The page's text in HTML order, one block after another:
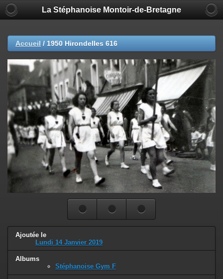
La Stéphanoise Montoir-de-Bretagne
Accueil / 1950 Hirondelles 616
Ajoutée le
Lundi 14 Janvier 2019
Albums
Stéphanoise Gym F